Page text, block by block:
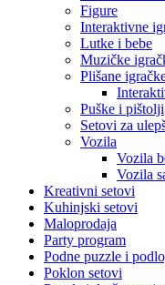
Figure
Interaktivne
Lutke i bebe
Muzičke
Plišane
Puške i pištolji
Setovi za
Vozila
Vozila
Vozila
Kreativni setovi
Kuhinjski setovi
Maloprodaja
Party program
Podne puzzle i
Poklon setovi